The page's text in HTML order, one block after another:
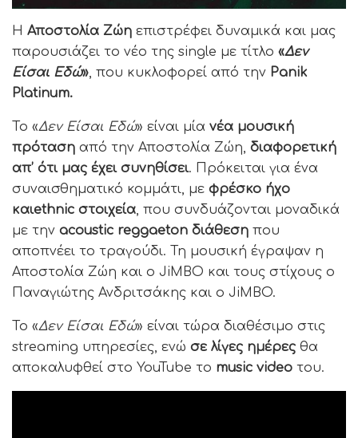
Η Αποστολία Ζώη επιστρέφει δυναμικά και μας
παρουσιάζει το νέο της single με τίτλο «Δεν
Είσαι Εδώ», που κυκλοφορεί από την Panik
Platinum.
Το «Δεν Είσαι Εδώ» είναι μία νέα μουσική
πρόταση από την Αποστολία Ζώη, διαφορετική
απ’ ότι μας έχει συνηθίσει. Πρόκειται για ένα
συναισθηματικό κομμάτι, με φρέσκο ήχο
καιethnic στοιχεία, που συνδυάζονται μοναδικά
με την acoustic reggaeton διάθεση που
αποπνέει το τραγούδι. Τη μουσική έγραψαν η
Αποστολία Ζώη και ο JiMBO και τους στίχους ο
Παναγιώτης Ανδριτσάκης και ο JiMBO.
Το «Δεν Είσαι Εδώ» είναι τώρα διαθέσιμο στις
streaming υπηρεσίες, ενώ σε λίγες ημέρες θα
αποκαλυφθεί στο YouTube το music video του.